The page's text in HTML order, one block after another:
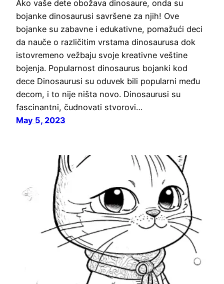
Ako vaše dete obožava dinosaure, onda su
bojanke dinosaurusi savršene za njih! Ove
bojanke su zabavne i edukativne, pomažući deci
da nauče o različitim vrstama dinosaurusa dok
istovremeno vežbaju svoje kreativne veštine
bojenja. Popularnost dinosaurus bojanki kod
dece Dinosaurusi su oduvek bili popularni među
decom, i to nije ništa novo. Dinosaurusi su
fascinantni, čudnovati stvorovi…
May 5, 2023